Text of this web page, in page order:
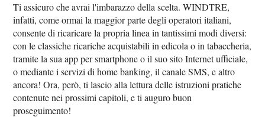
Ti assicuro che avrai l'imbarazzo della scelta. WINDTRE,
infatti, come ormai la maggior parte degli operatori italiani,
consente di ricaricare la propria linea in tantissimi modi diversi:
con le classiche ricariche acquistabili in edicola o in tabaccheria,
tramite la sua app per smartphone o il suo sito Internet ufficiale,
o mediante i servizi di home banking, il canale SMS, e altro
ancora! Ora, però, ti lascio alla lettura delle istruzioni pratiche
contenute nei prossimi capitoli, e ti auguro buon
proseguimento!